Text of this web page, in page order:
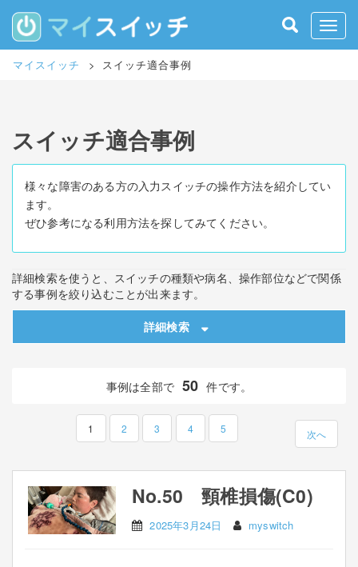
マイスイッチ > スイッチ適合事例
スイッチ適合事例
様々な障害のある方の入力スイッチの操作方法を紹介してい
ます。
ぜひ参考になる利用方法を探してみてください。
詳細検索を使うと、スイッチの種類や病名、操作部位などで関係
する事例を絞り込むことが出来ます。
詳細検索
事例は全部で 50 件です。
1 2 3 4 5 次へ
No.50 頸椎損傷(C0)
2025年3月24日 myswitch